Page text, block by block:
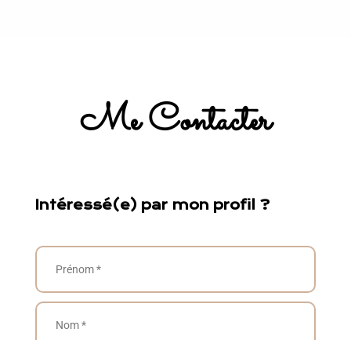
Me Contacter
Intéressé(e) par mon profil ?